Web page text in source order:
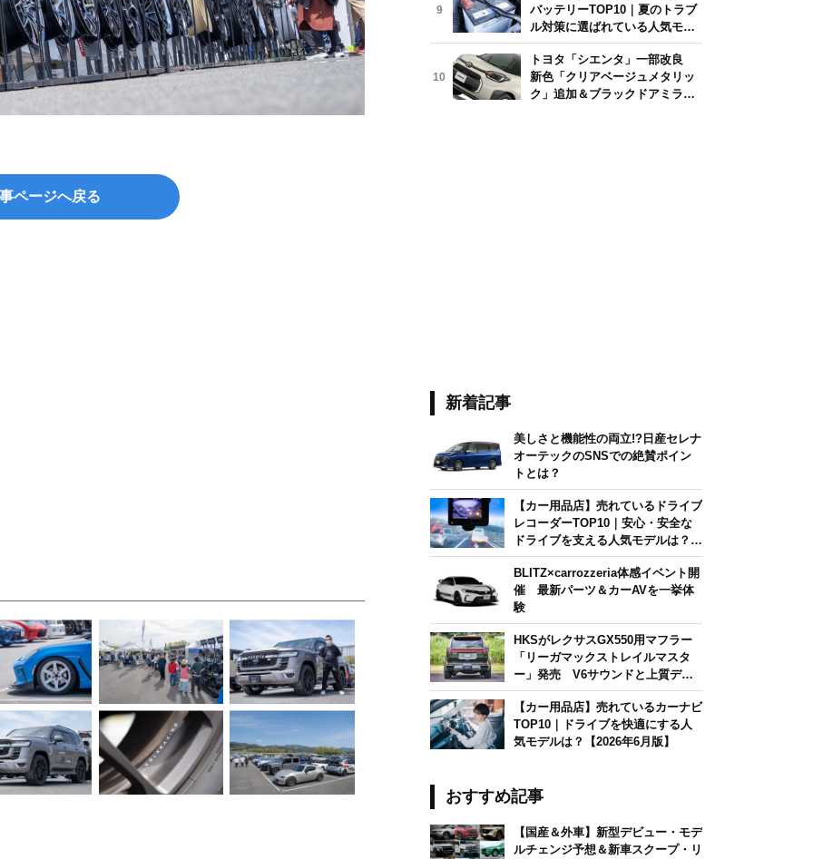
ページへ戻る
9
バッテリーTOP10｜夏のトラブ
ル対策に選ばれている人気モデ
ルは？【2026年6月版】
10
トヨタ「シエンタ」一部改良
新色「クリアベージュメタリッ
ク」追加＆ブラックドアミラー
新着記事
美しさと機能性の両立!?日産セレナ
オーテックのSNSでの絶賛ポイン
トとは？
【カー用品店】売れているドライブ
レコーダーTOP10｜安心・安全な
ドライブを支える人気モデルは？
【2026年6月版】
BLITZ×carrozzeria体感イベント開
催 最新パーツ＆カーAVを一挙体
験
HKSがレクサスGX550用マフラー
「リーガマックストレイルマスタ
ー」発売 V6サウンドと上質デザ
インを両立
【カー用品店】売れているカーナビ
TOP10｜ドライブを快適にする人
気モデルは？【2026年6月版】
おすすめ記事
【国産＆外車】新型デビュー・モデ
ルチェンジ予想＆新車スクープ・リ